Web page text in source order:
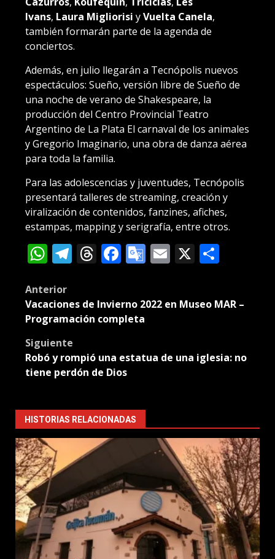
Ivans, Laura Migliorisi yVuelta Canela,
también formarán parte de la agenda de
conciertos.
Además, en julio llegarán a Tecnópolis nuevos
espectáculos: Sueño, versión libre de Sueño de
una noche de verano de Shakespeare, la
producción del Centro Provincial Teatro
Argentino de La Plata El carnaval de los animales
y Gregorio Imaginario, una obra de danza aérea
para toda la familia.
Para las adolescencias y juventudes, Tecnópolis
presentará talleres de streaming, creación y
viralización de contenidos, fanzines, afiches,
estampas, mapping y serigrafía, entre otros.
WhatsApp
Telegram
Threads
Facebook
Google
Email
X
Post
navigation
Anterior
Vacaciones de Invierno 2022 en Museo MAR –
Programación completa
Siguiente
Robó y rompió una estatua de una iglesia: no
tiene perdón de Dios
HISTORIAS RELACIONADAS